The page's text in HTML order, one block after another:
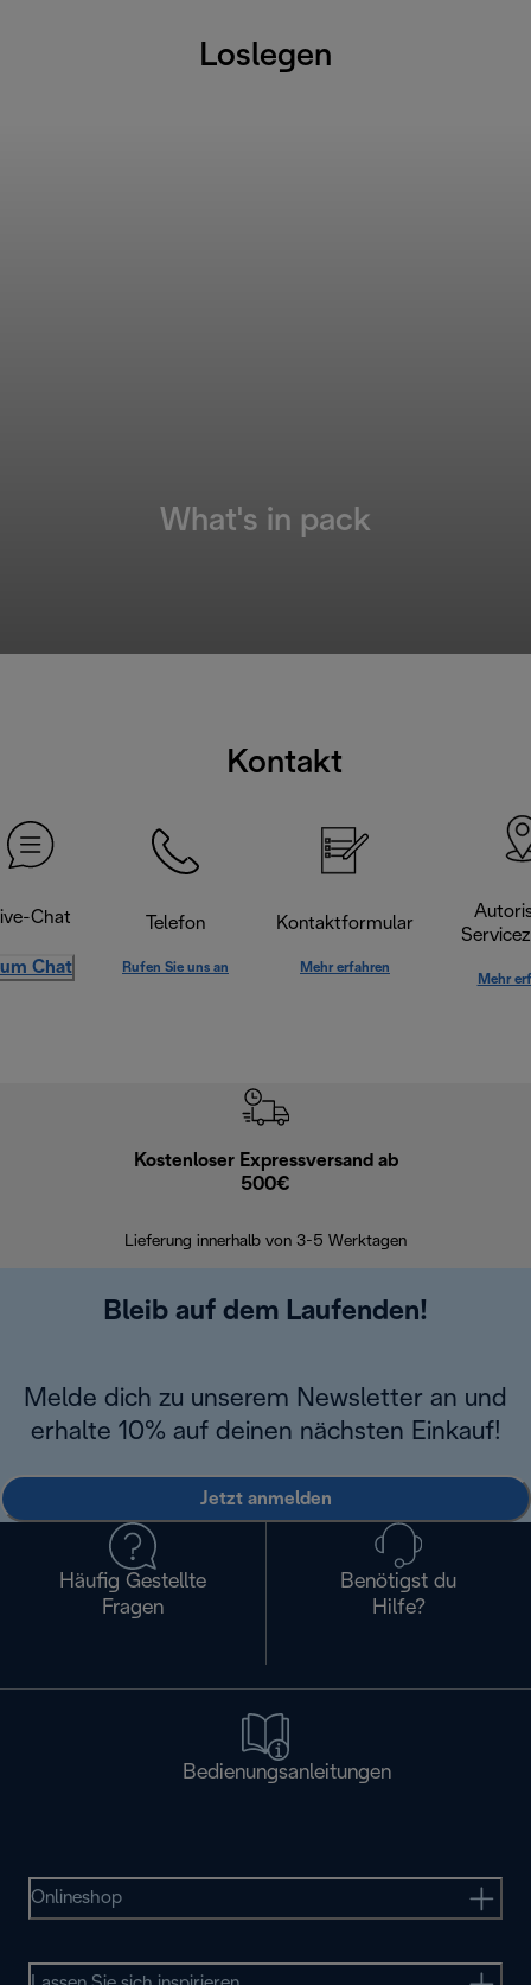
Loslegen
What's in pack
Kontakt
Chat
Chat
Telefon
Rufen Sie uns an
Kontaktformular
Mehr erfahren
Mehr
Kostenloser Expressversand ab
500€
Lieferung innerhalb von 3-5 Werktagen
Bleib auf dem Laufenden!
Melde dich zu unserem Newsletter an und
erhalte 10% auf deinen nächsten Einkauf!
Jetzt anmelden
Häufig Gestellte
Fragen
Benötigst du
Hilfe?
Bedienungsanleitungen
Onlineshop